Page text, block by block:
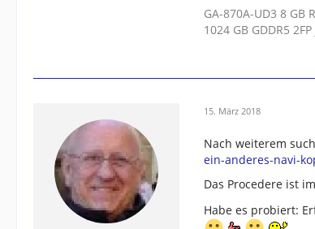
GA-870A-UD3 8 GB
1024 GB GDDR5
15. März 2018
Nach weiterem
ein-anderes-navi-
Das Procedere ist
Habe es probiert: